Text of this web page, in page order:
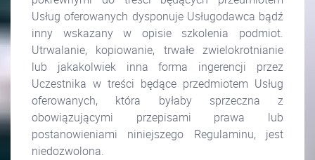
Usług oferowanych dysponuje Usługodawca bądź
inny wskazany w opisie szkolenia podmiot.
Utrwalanie, kopiowanie, trwałe zwielokrotnianie
lub jakakolwiek inna forma ingerencji przez
Uczestnika w treści będące przedmiotem Usług
oferowanych, która byłaby sprzeczna z
obowiązującymi przepisami prawa lub
postanowieniami niniejszego Regulaminu, jest
niedozwolona.